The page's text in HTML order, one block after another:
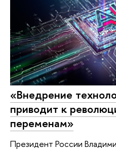
«Внедрение
приводит к
переменам»
Президент России